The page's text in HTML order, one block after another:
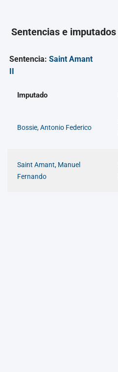
Sentencias e imputados
Sentencia: Saint Amant
Imputado
Bossie, Antonio Federico
Saint Amant, Manuel
Fernando